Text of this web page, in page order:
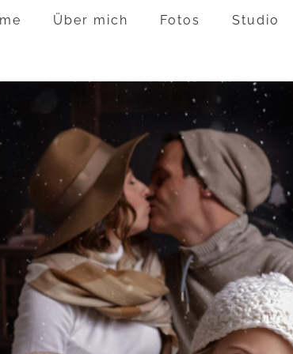
Über mich Fotos Studio